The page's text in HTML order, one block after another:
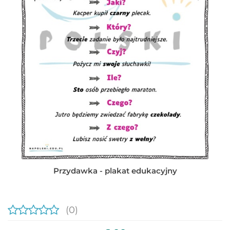
Przydawka - plakat edukacyjny
(0)